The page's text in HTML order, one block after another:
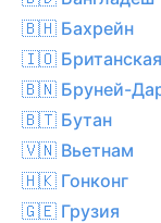
🇧🇭 Бахрейн
🇮🇴 Британская
🇧🇳 Бруней-
🇧🇹 Бутан
🇻🇳 Вьетнам
🇭🇰 Гонконг
🇬🇪 Грузия